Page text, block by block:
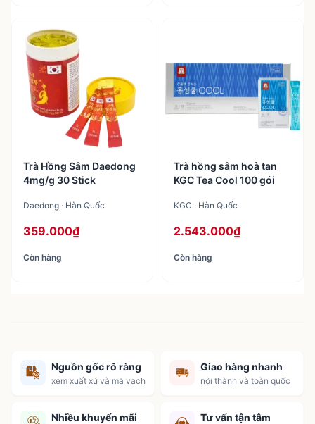
Trà Hồng Sâm Daedong
4mg/g 30 Stick
Daedong · Hàn Quốc
359.000₫
Còn hàng
Trà hồng sâm hoà tan
KGC Tea Cool 100 gói
KGC · Hàn Quốc
2.543.000₫
Còn hàng
Nguồn gốc rõ ràng
xem xuất xứ và mã vạch
Giao hàng nhanh
nội thành và toàn quốc
Nhiều khuyến mãi Tư vấn tận tâm